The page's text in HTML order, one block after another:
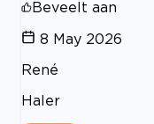
Beveelt aan
8 May 2026
René
Haler